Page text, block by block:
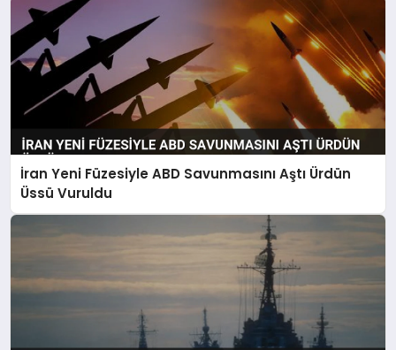
İran Yeni Füzesiyle ABD Savunmasını Aştı Ürdün
Üssü Vuruldu